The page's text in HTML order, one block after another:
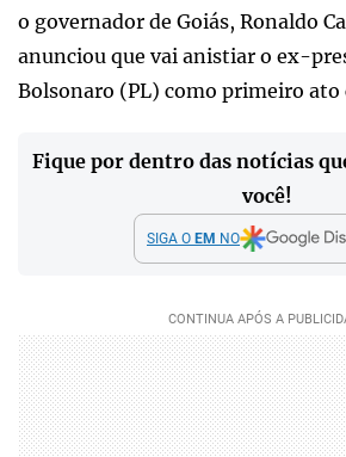
o governador de Goiás, Ronaldo
anunciou que vai anistiar o ex-
Bolsonaro (PL) como primeiro ato
Fique por dentro das notícias
você!
SIGA O EM NO